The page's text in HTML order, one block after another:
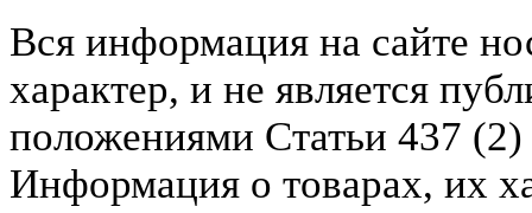
Вся информация на сайте
характер, и не является
положениями Статьи 437
Информация о товарах, их